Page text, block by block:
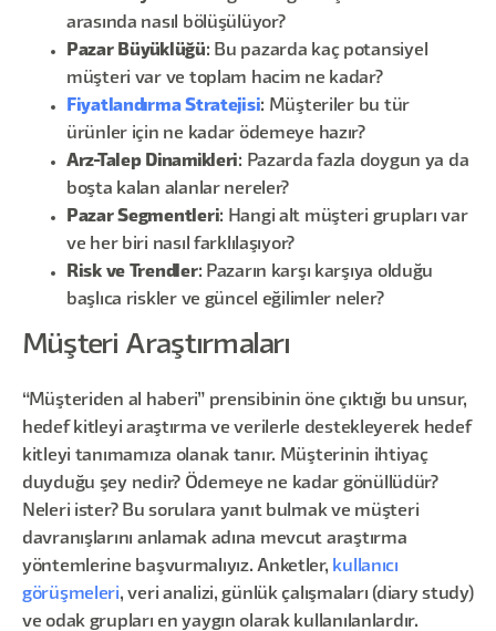
arasında nasıl bölüşülüyor?
Pazar Büyüklüğü: Bu pazarda kaç potansiyel
müşteri var ve toplam hacim ne kadar?
Fiyatlandırma Stratejisi: Müşteriler bu tür
ürünler için ne kadar ödemeye hazır?
Arz-Talep Dinamikleri: Pazarda fazla doygun ya da
boşta kalan alanlar nereler?
Pazar Segmentleri: Hangi alt müşteri grupları var
ve her biri nasıl farklılaşıyor?
Risk ve Trendler: Pazarın karşı karşıya olduğu
başlıca riskler ve güncel eğilimler neler?
Müşteri Araştırmaları
“Müşteriden al haberi” prensibinin öne çıktığı bu unsur,
hedef kitleyi araştırma ve verilerle destekleyerek hedef
kitleyi tanımamıza olanak tanır. Müşterinin ihtiyaç
duyduğu şey nedir? Ödemeye ne kadar gönüllüdür?
Neleri ister? Bu sorulara yanıt bulmak ve müşteri
davranışlarını anlamak adına mevcut araştırma
yöntemlerine başvurmalıyız. Anketler, kullanıcı
görüşmeleri, veri analizi, günlük çalışmaları (diary study)
ve odak grupları en yaygın olarak kullanılanlardır.